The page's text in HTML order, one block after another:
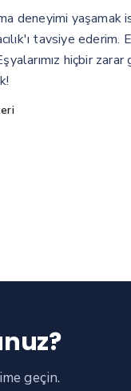
deneyimi
tavsiye
hiçbir
geçin.